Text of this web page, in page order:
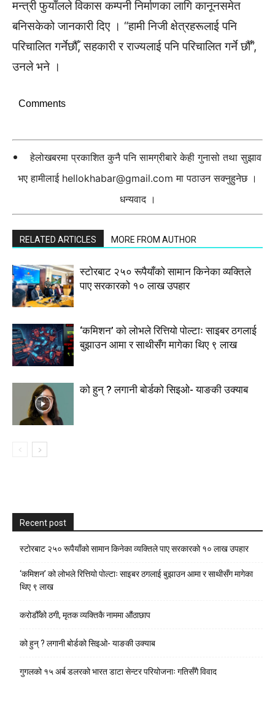
मन्त्री फुयाँलले विकास कम्पनी निर्माणका लागि कानूनसमेत
बनिसकेको जानकारी दिए । “हामी निजी क्षेत्रहरूलाई पनि
परिचालित गर्नेछौँ, सहकारी र राज्यलाई पनि परिचालित गर्ने छौँ”,
उनले भने ।
Comments
हेलोखबरमा प्रकाशित कुनै पनि सामग्रीबारे केही गुनासो तथा सुझाव
भए हामीलाई hellokhabar@gmail.com मा पठाउन सक्नुहुनेछ ।
धन्यवाद ।
RELATED ARTICLES MORE FROM AUTHOR
स्टाेरबाट २५० रूपैयाँको सामान किनेका व्यक्तिले
पाए सरकारको १० लाख उपहार
‘कमिशन’ को लोभले रित्तियो पोल्टाः साइबर ठगलाई
बुझाउन आमा र साथीसँग मागेका थिए ९ लाख
को हुन् ? लगानी बोर्डको सिइओ- याङकी उक्याब
Recent post
स्टाेरबाट २५० रूपैयाँको सामान किनेका व्यक्तिले पाए सरकारको १० लाख उपहार
‘कमिशन’ को लोभले रित्तियो पोल्टाः साइबर ठगलाई बुझाउन आमा र साथीसँग मागेका
थिए ९ लाख
करोडौँको ठगी, मृतक व्यक्तिकै नाममा औंठाछाप
को हुन् ? लगानी बोर्डको सिइओ- याङकी उक्याब
गुगलको १५ अर्ब डलरको भारत डाटा सेन्टर परियोजनाः गतिसँगै विवाद